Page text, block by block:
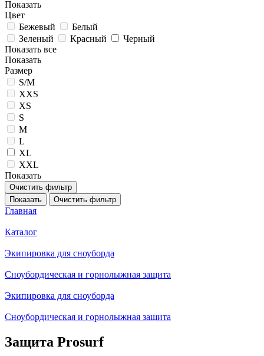
Показать
Цвет
Бежевый
Белый
Зеленый
Красный
Черный
Показать все
Показать
Размер
S/M
XXS
XS
S
M
L
XL
XXL
Показать
Очистить фильтр
Показать
Очистить фильтр
Главная
Каталог
Экипировка для сноуборда
Сноубордическая и горнолыжная защита
Экипировка для сноуборда
Сноубордическая и горнолыжная защита
Защита Prosurf